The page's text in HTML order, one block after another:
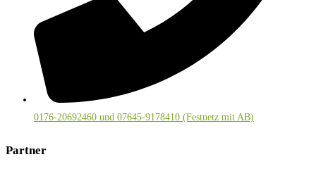
0176-20692460 und 07645-9178410 (Festnetz mit AB)
Partner